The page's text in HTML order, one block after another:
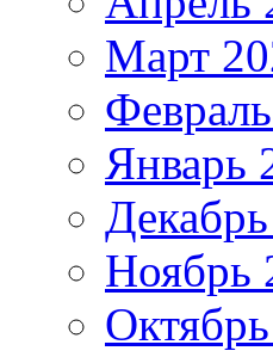
Март
Январь
Ноябрь